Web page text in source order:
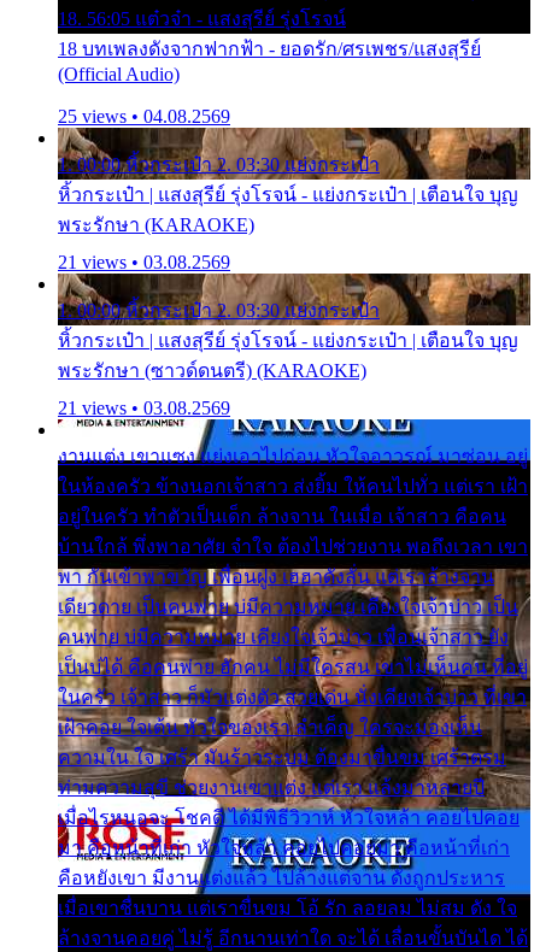
18. 56:05 แต๋วจ๋า - แสงสุรีย์ รุ่งโรจน์
18 บทเพลงดังจากฟากฟ้า - ยอดรัก/ศรเพชร/แสงสุรีย์
(Official Audio)
25 views • 04.08.2569
1. 00:00 หิ้วกระเป๋า 2. 03:30 แย่งกระเป๋า
หิ้วกระเป๋า | แสงสุรีย์ รุ่งโรจน์ - แย่งกระเป๋า | เตือนใจ บุญ
พระรักษา (KARAOKE)
21 views • 03.08.2569
1. 00:00 หิ้วกระเป๋า 2. 03:30 แย่งกระเป๋า
หิ้วกระเป๋า | แสงสุรีย์ รุ่งโรจน์ - แย่งกระเป๋า | เตือนใจ บุญ
พระรักษา (ซาวด์ดนตรี) (KARAOKE)
21 views • 03.08.2569
งานแต่ง เขาแซง แย่งเอาไปก่อน หัวใจอาวรณ์ มาซ่อน อยู่
ในห้องครัว ข้างนอกเจ้าสาว ส่งยิ้ม ให้คนไปทั่ว แต่เรา เฝ้า
อยู่ในครัว ทำตัวเป็นเด็ก ล้างจาน ในเมื่อ เจ้าสาว คือคน
บ้านใกล้ พึ่งพาอาศัย จำใจ ต้องไปช่วยงาน พอถึงเวลา เขา
พา กันเข้าพาขวัญ เพื่อนฝูง เฮฮาดังลั่น แต่เราล้างจาน
เดียวดาย เป็นคนพ่าย บ่มีความหมาย เคียงใจเจ้าบ่าว เป็น
คนพ่าย บ่มีความหมาย เคียงใจเจ้าบ่าว เพื่อนเจ้าสาว ยัง
เป็นบ่ได้ คือคนพ่าย ฮักคน ไม่มีใครสน เขาไม่เห็นคน ที่อยู่
ในครัว เจ้าสาว ก็มัวแต่งตัว สวยเด่น นั่งเคียงเจ้าบ่าว ที่เขา
เฝ้าคอย ใจเต้น หัวใจของเรา ลำเค็ญ ใครจะมองเห็น
ความใน ใจ เศร้า มันร้าวระบม ต้องมาขื่นขม เศร้าตรม
ท่ามความสุขี ช่วยงานเขาแต่ง แต่เรา แล้งมาหลายปี
เมื่อไรหนอจะ โชคดี ได้มีพิธีวิวาห์ หัวใจหล้า คอยไปคอย
มา คือหน้าที่เก่า หัวใจหล้า คอยไปคอยมา คือหน้าที่เก่า
คือหยังเขา มีงานแต่งแล้ว ไปล้างแต่จาน ดั่งถูกประหาร
เมื่อเขาชื่นบาน แต่เราขื่นขม โอ้ รัก ลอยลม ไม่สม ดัง ใจ
ล้างจานคอยคู่ ไม่รู้ อีกนานเท่าใด จะได้ เลื่อนขั้นบันได ได้